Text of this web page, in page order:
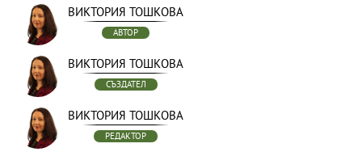
ВИКТОРИЯ ТОШКОВА
АВТОР
ВИКТОРИЯ ТОШКОВА
СЪЗДАТЕЛ
ВИКТОРИЯ ТОШКОВА
РЕДАКТОР